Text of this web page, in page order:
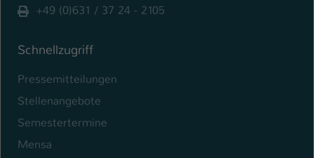
+49 (0)631 / 37 24 - 2105
Schnellzugriff
Pressemitteilungen
Stellenangebote
Semestertermine
Mensa